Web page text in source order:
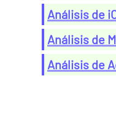
Análisis de
Análisis de
Análisis de